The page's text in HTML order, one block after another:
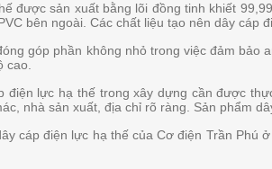
được sản xuất bằng lõi đồng tinh khiết
bên ngoài. Các chất liệu tạo nên dây
góp phần không nhỏ trong việc đảm
cao.
điện lực hạ thế trong xây dựng cần được
nhà sản xuất, địa chỉ rõ ràng. Sản phẩm
cáp điện lực hạ thế của Cơ điện Trần Phú